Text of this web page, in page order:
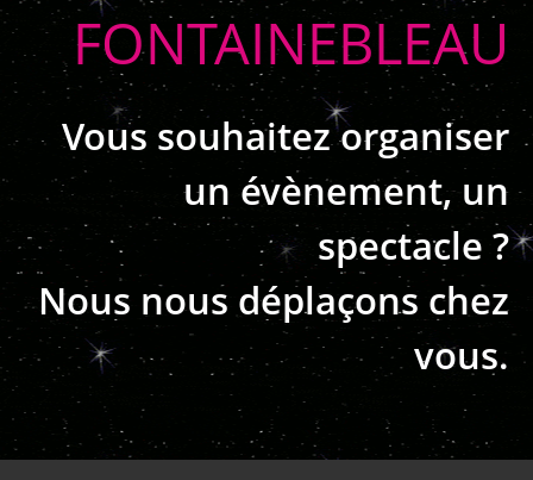
FONTAINEBLEAU
Vous souhaitez organiser
un évènement, un
spectacle ?
Nous nous déplaçons chez
vous.